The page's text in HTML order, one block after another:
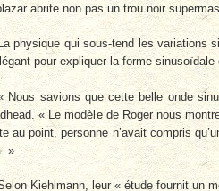
abrite non pas un trou noir
La physique qui sous-tend les variations
pour expliquer la forme sinusoïdale
Nous savions que cette belle onde
« Le modèle de Roger nous
au point, personne n’avait compris
»
Kiehlmann, leur « étude fournit un